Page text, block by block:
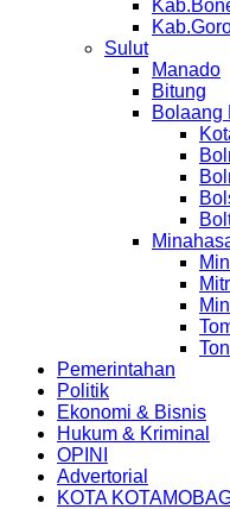
Sulut
Manado
Bitung
Bolaang
Pemerintahan
Politik
Ekonomi & Bisnis
Hukum & Kriminal
OPINI
Advertorial
KOTA